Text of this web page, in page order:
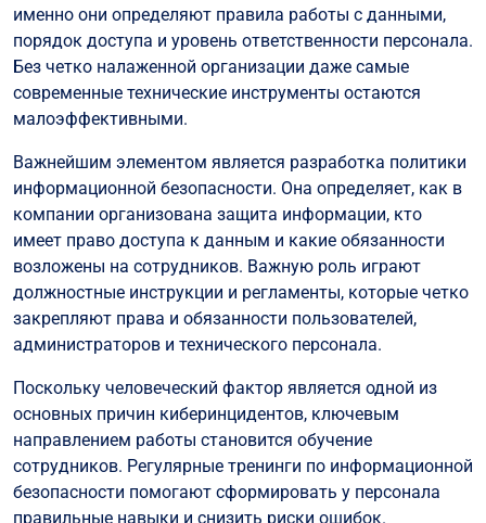
именно они определяют правила работы с данными,
порядок доступа и уровень ответственности персонала.
Без четко налаженной организации даже самые
современные технические инструменты остаются
малоэффективными.
Важнейшим элементом является разработка политики
информационной безопасности. Она определяет, как в
компании организована защита информации, кто
имеет право доступа к данным и какие обязанности
возложены на сотрудников. Важную роль играют
должностные инструкции и регламенты, которые четко
закрепляют права и обязанности пользователей,
администраторов и технического персонала.
Поскольку человеческий фактор является одной из
основных причин киберинцидентов, ключевым
направлением работы становится обучение
сотрудников. Регулярные тренинги по информационной
безопасности помогают сформировать у персонала
правильные навыки и снизить риски ошибок.